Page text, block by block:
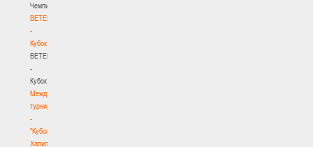
Чемпионат
BETERA
-
Кубок
BETERA
-
Кубок
Международный
турнир
-
"Кубок
Халипского"